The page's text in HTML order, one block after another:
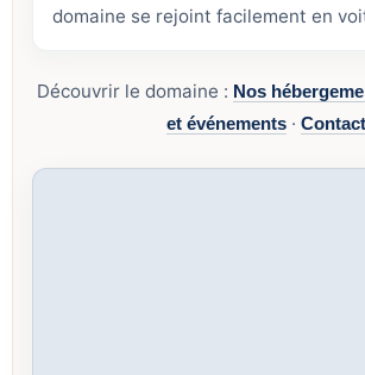
domaine se rejoint facilement en
Découvrir le domaine : Nos
et événements · Contact